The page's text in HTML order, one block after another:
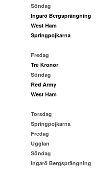
Söndag
Ingarö Bergsprängning
West Ham
Springpojkarna
Fredag
Tre Kronor
Söndag
Red Army
West Ham
Torsdag
Springpojkarna
Fredag
Ugglan
Söndag
Ingarö Bergsprängning